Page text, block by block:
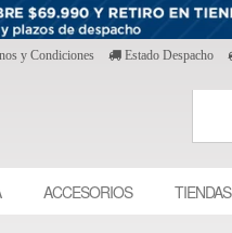
y Condiciones Estado Despacho
ACCESORIOS TIENDAS